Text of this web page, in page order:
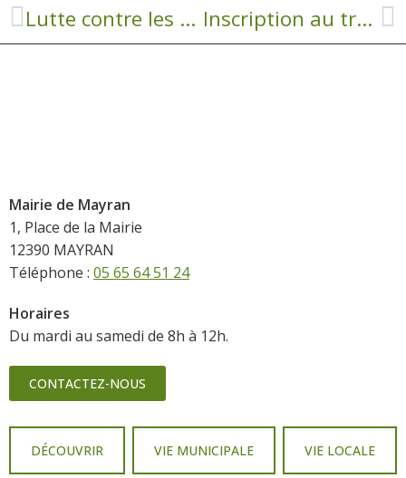
Lutte contre les moustiques tigres Inscription au transport scolaire 2026/2027
Mairie de Mayran
1, Place de la Mairie
12390 MAYRAN
Téléphone : 05 65 64 51 24
Horaires
Du mardi au samedi de 8h à 12h.
CONTACTEZ-NOUS
DÉCOUVRIR VIE MUNICIPALE VIE LOCALE